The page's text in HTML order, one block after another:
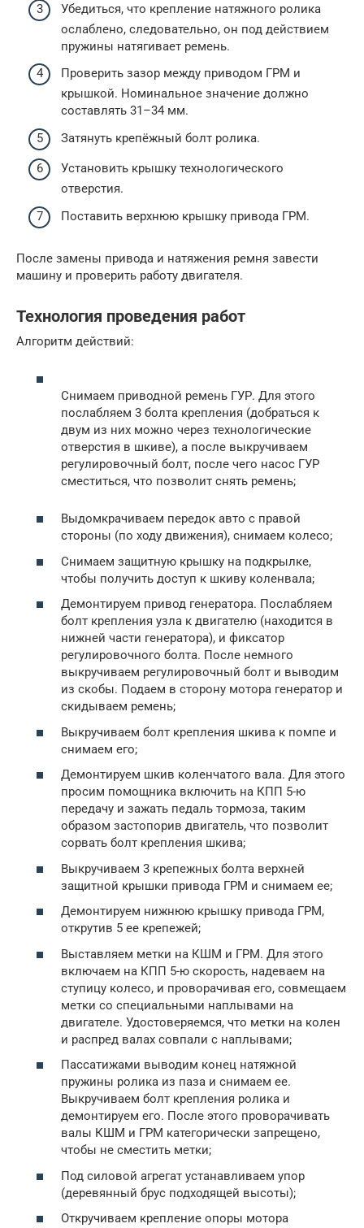
Убедиться, что крепление натяжного ролика
ослаблено, следовательно, он под действием
пружины натягивает ремень.
Проверить зазор между приводом ГРМ и
крышкой. Номинальное значение должно
составлять 31–34 мм.
Затянуть крепёжный болт ролика.
Установить крышку технологического
отверстия.
Поставить верхнюю крышку привода ГРМ.
После замены привода и натяжения ремня завести
машину и проверить работу двигателя.
Технология проведения работ
Алгоритм действий:
Снимаем приводной ремень ГУР. Для этого
послабляем 3 болта крепления (добраться к
двум из них можно через технологические
отверстия в шкиве), а после выкручиваем
регулировочный болт, после чего насос ГУР
сместиться, что позволит снять ремень;
Выдомкрачиваем передок авто с правой
стороны (по ходу движения), снимаем колесо;
Снимаем защитную крышку на подкрылке,
чтобы получить доступ к шкиву коленвала;
Демонтируем привод генератора. Послабляем
болт крепления узла к двигателю (находится в
нижней части генератора), и фиксатор
регулировочного болта. После немного
выкручиваем регулировочный болт и выводим
из скобы. Подаем в сторону мотора генератор и
скидываем ремень;
Выкручиваем болт крепления шкива к помпе и
снимаем его;
Демонтируем шкив коленчатого вала. Для этого
просим помощника включить на КПП 5-ю
передачу и зажать педаль тормоза, таким
образом застопорив двигатель, что позволит
сорвать болт крепления шкива;
Выкручиваем 3 крепежных болта верхней
защитной крышки привода ГРМ и снимаем ее;
Демонтируем нижнюю крышку привода ГРМ,
открутив 5 ее крепежей;
Выставляем метки на КШМ и ГРМ. Для этого
включаем на КПП 5-ю скорость, надеваем на
ступицу колесо, и проворачивая его, совмещаем
метки со специальными наплывами на
двигателе. Удостоверяемся, что метки на колен
и распред валах совпали с наплывами;
Пассатижами выводим конец натяжной
пружины ролика из паза и снимаем ее.
Выкручиваем болт крепления ролика и
демонтируем его. После этого проворачивать
валы КШМ и ГРМ категорически запрещено,
чтобы не сместить метки;
Под силовой агрегат устанавливаем упор
(деревянный брус подходящей высоты);
Откручиваем крепление опоры мотора